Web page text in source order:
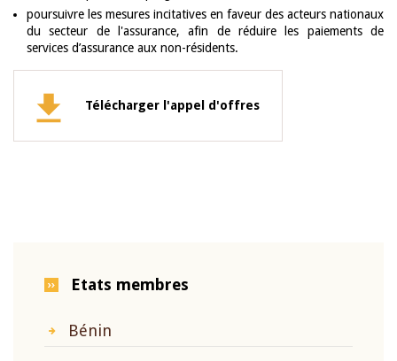
poursuivre les mesures incitatives en faveur des acteurs nationaux
du secteur de l'assurance, afin de réduire les paiements de
services d’assurance aux non-résidents.
Télécharger l'appel d'offres
Etats membres
Bénin